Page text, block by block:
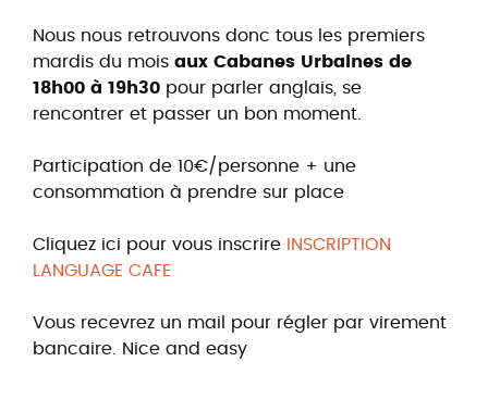
Nous nous retrouvons donc tous les premiers
mardis du mois aux Cabanes Urbaines de
18h00 à 19h30 pour parler anglais, se
rencontrer et passer un bon moment.
Participation de 10€/personne + une
consommation à prendre sur place
Cliquez ici pour vous inscrire INSCRIPTION
LANGUAGE CAFE
Vous recevrez un mail pour régler par virement
bancaire. Nice and easy